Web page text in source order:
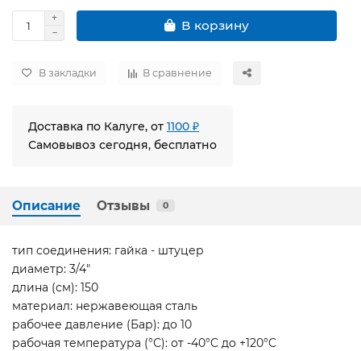
В корзину
В закладки В сравнение
Доставка по Калуге, от 1100 ₽
Самовывоз сегодня, бесплатно
Описание Отзывы 0
тип соединения: гайка - штуцер
диаметр: 3/4"
длина (см): 150
материал: нержавеющая сталь
рабочее давление (Бар): до 10
рабочая температура (°С): от -40°C до +120°C